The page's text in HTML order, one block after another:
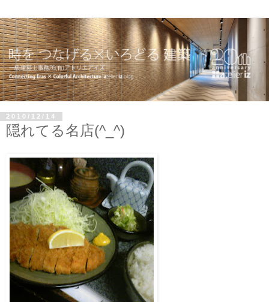
2010/12/14
隠れてる名店(^_^)